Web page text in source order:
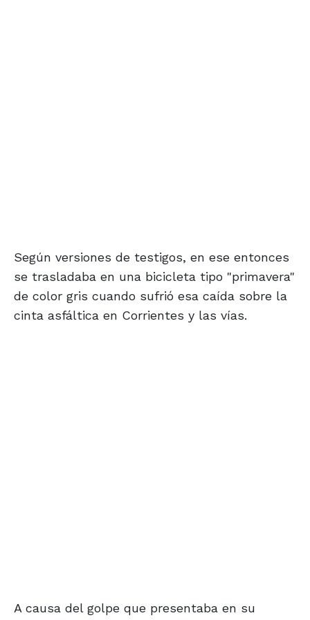
Según versiones de testigos, en ese entonces
se trasladaba en una bicicleta tipo "primavera"
de color gris cuando sufrió esa caída sobre la
cinta asfáltica en Corrientes y las vías.
A causa del golpe que presentaba en su